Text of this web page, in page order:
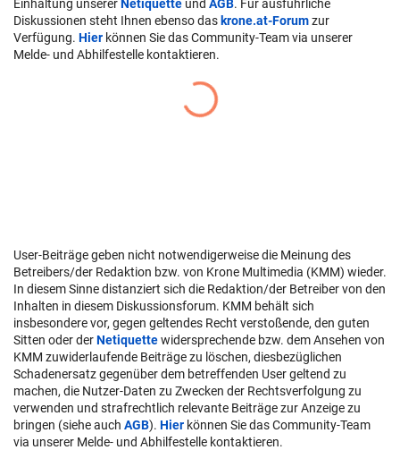
Einhaltung unserer Netiquette und AGB. Für ausführliche
Diskussionen steht Ihnen ebenso das krone.at-Forumzur
Verfügung. Hier können Sie das Community-Team via unserer
Melde- und Abhilfestelle kontaktieren.
User-Beiträge geben nicht notwendigerweise die Meinung des
Betreibers/der Redaktion bzw. von Krone Multimedia (KMM) wieder.
In diesem Sinne distanziert sich die Redaktion/der Betreiber von den
Inhalten in diesem Diskussionsforum. KMM behält sich
insbesondere vor, gegen geltendes Recht verstoßende, den guten
Sitten oder derNetiquettewidersprechende bzw. dem Ansehen von
KMM zuwiderlaufende Beiträge zu löschen, diesbezüglichen
Schadenersatz gegenüber dem betreffenden User geltend zu
machen, die Nutzer-Daten zu Zwecken der Rechtsverfolgung zu
verwenden und strafrechtlich relevante Beiträge zur Anzeige zu
bringen (siehe auch AGB). Hier können Sie das Community-Team
via unserer Melde- und Abhilfestelle kontaktieren.